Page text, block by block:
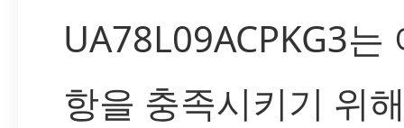
UA78L09ACPKG3는
항을 충족시키기 위